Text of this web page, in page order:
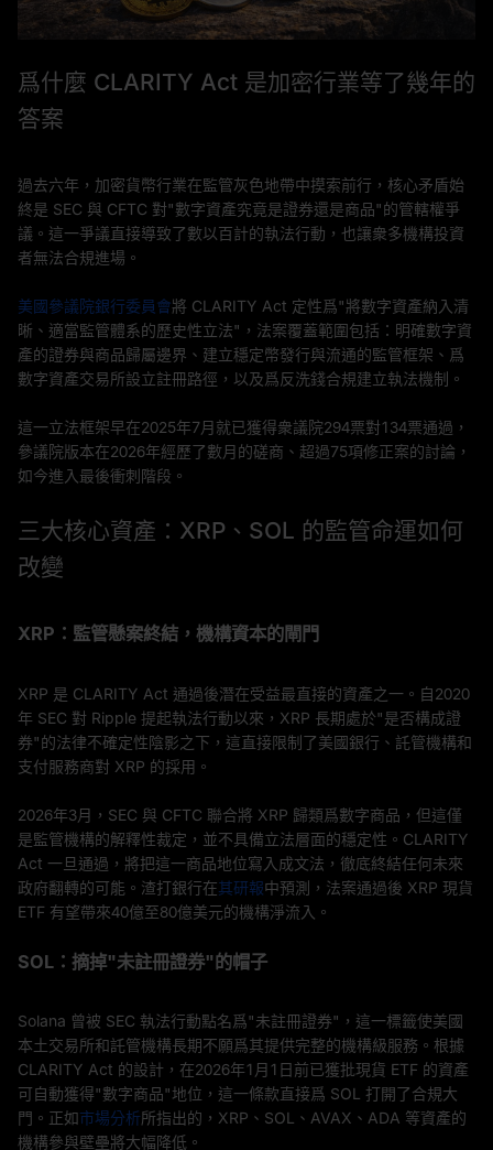
爲什麼 CLARITY Act 是加密行業等了幾年的
答案
過去六年，加密貨幣行業在監管灰色地帶中摸索前行，核心矛盾始
終是 SEC 與 CFTC 對"數字資產究竟是證券還是商品"的管轄權爭
議。這一爭議直接導致了數以百計的執法行動，也讓衆多機構投資
者無法合規進場。
美國參議院銀行委員會將 CLARITY Act 定性爲"將數字資產納入清
晰、適當監管體系的歷史性立法"，法案覆蓋範圍包括：明確數字資
產的證券與商品歸屬邊界、建立穩定幣發行與流通的監管框架、爲
數字資產交易所設立註冊路徑，以及爲反洗錢合規建立執法機制。
這一立法框架早在2025年7月就已獲得衆議院294票對134票通過，
參議院版本在2026年經歷了數月的磋商、超過75項修正案的討論，
如今進入最後衝刺階段。
三大核心資產：XRP、SOL 的監管命運如何
改變
XRP：監管懸案終結，機構資本的閘門
XRP 是 CLARITY Act 通過後潛在受益最直接的資產之一。自2020
年 SEC 對 Ripple 提起執法行動以來，XRP 長期處於"是否構成證
券"的法律不確定性陰影之下，這直接限制了美國銀行、託管機構和
支付服務商對 XRP 的採用。
2026年3月，SEC 與 CFTC 聯合將 XRP 歸類爲數字商品，但這僅
是監管機構的解釋性裁定，並不具備立法層面的穩定性。CLARITY
Act 一旦通過，將把這一商品地位寫入成文法，徹底終結任何未來
政府翻轉的可能。渣打銀行在其研報中預測，法案通過後 XRP 現貨
ETF 有望帶來40億至80億美元的機構淨流入。
SOL：摘掉"未註冊證券"的帽子
Solana 曾被 SEC 執法行動點名爲"未註冊證券"，這一標籤使美國
本土交易所和託管機構長期不願爲其提供完整的機構級服務。根據
CLARITY Act 的設計，在2026年1月1日前已獲批現貨 ETF 的資產
可自動獲得"數字商品"地位，這一條款直接爲 SOL 打開了合規大
門。正如市場分析所指出的，XRP、SOL、AVAX、ADA 等資產的
機構參與壁壘將大幅降低。